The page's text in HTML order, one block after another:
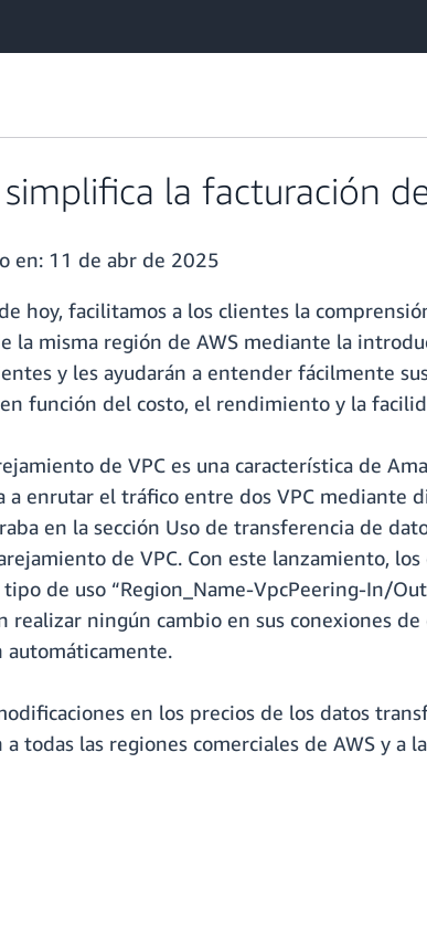
simplifica la facturación
en: 11 de abr de 2025
hoy, facilitamos a los clientes la
la misma región de AWS mediante la
y les ayudarán a entender fácilmente
función del costo, el rendimiento y la
de VPC es una característica de
a enrutar el tráfico entre dos VPC mediante
en la sección Uso de transferencia de
de VPC. Con este lanzamiento,
de uso “Region_Name-VpcPeering-In/
realizar ningún cambio en sus conexiones
automáticamente.
en los precios de los datos
a todas las regiones comerciales de AWS y a